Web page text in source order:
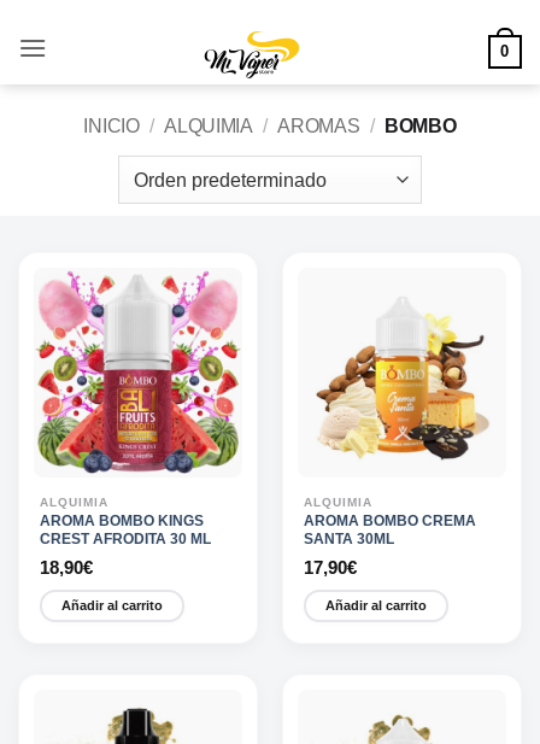
0
INICIO / ALQUIMIA / AROMAS / BOMBO
ALQUIMIA
AROMA BOMBO KINGS
CREST AFRODITA 30 ML
18,90€
Añadir al carrito
ALQUIMIA
AROMA BOMBO CREMA
SANTA 30ML
17,90€
Añadir al carrito